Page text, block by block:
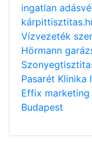
ingatlan
Vízvezeték
Hörmann
Pasarét Klinika
Effix
Budapest